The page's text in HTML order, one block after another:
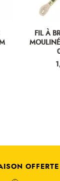
FIL À
OFFERTE